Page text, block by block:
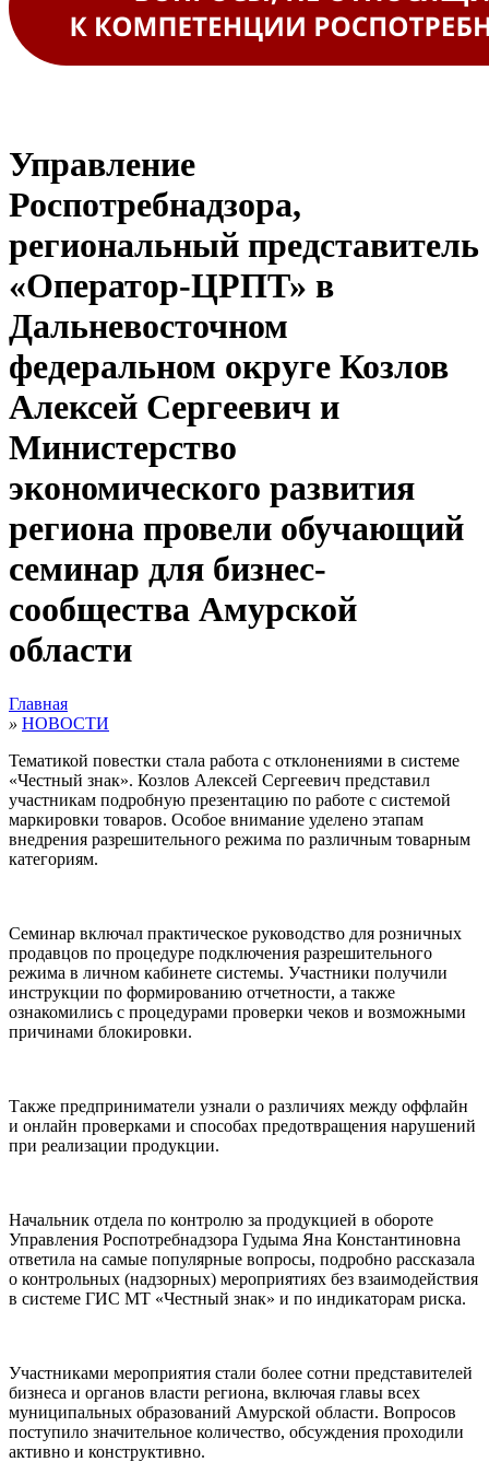
Управление
Роспотребнадзора,
региональный представитель
«Оператор-ЦРПТ» в
Дальневосточном
федеральном округе Козлов
Алексей Сергеевич и
Министерство
экономического развития
региона провели обучающий
семинар для бизнес-
сообщества Амурской
области
Главная
» НОВОСТИ
Тематикой повестки стала работа с отклонениями в системе
«Честный знак». Козлов Алексей Сергеевич представил
участникам подробную презентацию по работе с системой
маркировки товаров. Особое внимание уделено этапам
внедрения разрешительного режима по различным товарным
категориям.
Семинар включал практическое руководство для розничных
продавцов по процедуре подключения разрешительного
режима в личном кабинете системы. Участники получили
инструкции по формированию отчетности, а также
ознакомились с процедурами проверки чеков и возможными
причинами блокировки.
Также предприниматели узнали о различиях между оффлайн
и онлайн проверками и способах предотвращения нарушений
при реализации продукции.
Начальник отдела по контролю за продукцией в обороте
Управления Роспотребнадзора Гудыма Яна Константиновна
ответила на самые популярные вопросы, подробно рассказала
о контрольных (надзорных) мероприятиях без взаимодействия
в системе ГИС МТ «Честный знак» и по индикаторам риска.
Участниками мероприятия стали более сотни представителей
бизнеса и органов власти региона, включая главы всех
муниципальных образований Амурской области. Вопросов
поступило значительное количество, обсуждения проходили
активно и конструктивно.